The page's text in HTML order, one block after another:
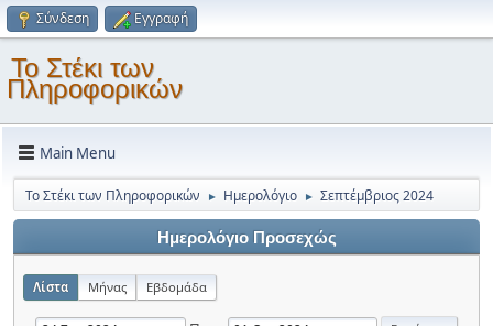
Σύνδεση Εγγραφή
Το Στέκι των
Πληροφορικών
Main Menu
Το Στέκι των Πληροφορικών ► Ημερολόγιο ► Σεπτέμβριος 2024
Ημερολόγιο Προσεχώς
Λίστα Μήνας Εβδομάδα